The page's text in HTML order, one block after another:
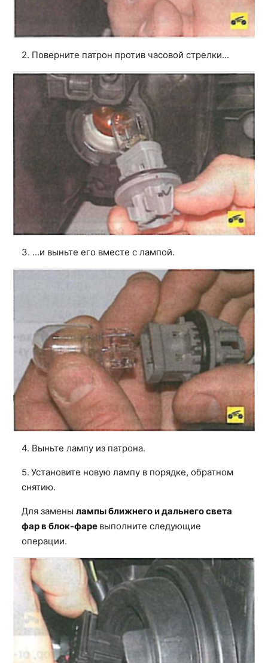
2. Поверните патрон против часовой стрелки...
3. ...и выньте его вместе с лампой.
4. Выньте лампу из патрона.
5. Установите новую лампу в порядке, обратном
снятию.
Для замены лампы ближнего и дальнего света
фар в блок-фаре выполните следующие
операции.